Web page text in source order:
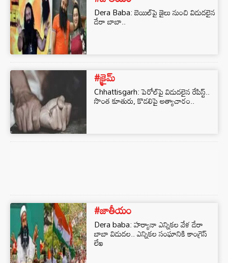
Dera Baba: బెయిల్⁭పై జైలు నుంచి విడుదలైన
డేరా బాబా..
#క్రైమ్
Chhattisgarh: పెరోల్‌పై విడుదలైన రేపిస్ట్..
సొంత కూతురు, కొడలిపై అత్యాచారం..
#జాతీయం
Dera baba: హర్యానా ఎన్నికల వేళ డేరా
బాబా విడుదల.. ఎన్నికల సంఘానికి కాంగ్రెస్
లేఖ